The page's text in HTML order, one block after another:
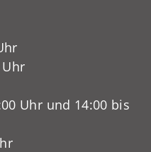
Uhr und 14:00 bis